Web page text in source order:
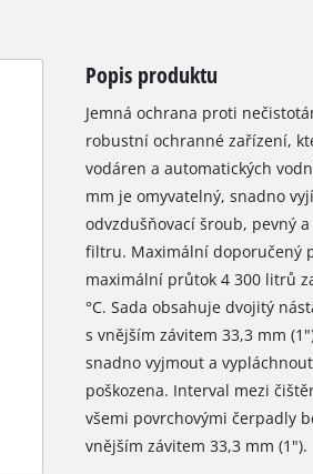
Popis produktu
Jemná ochrana proti
robustní ochranné zařízení,
vodáren a automatických
mm je omyvatelný, snadno
odvzdušňovací šroub, pevný
filtru. Maximální doporučený
maximální průtok 4 300 litrů
°C. Sada obsahuje dvojitý
s vnějším závitem 33,3 mm
snadno vyjmout a
poškozena. Interval mezi
všemi povrchovými čerpadly
vnějším závitem 33,3 mm (1").